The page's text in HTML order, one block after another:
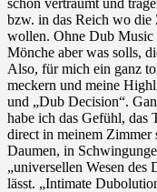
bzw. in das Reich wo die
wollen. Ohne Dub
Mönche aber was solls,
Also, für mich ein ganz
meckern und meine
und „Dub Decision“.
habe ich das Gefühl,
direct in meinem Zimmer
Daumen, in
„universellen Wesen des
lässt. „Intimate